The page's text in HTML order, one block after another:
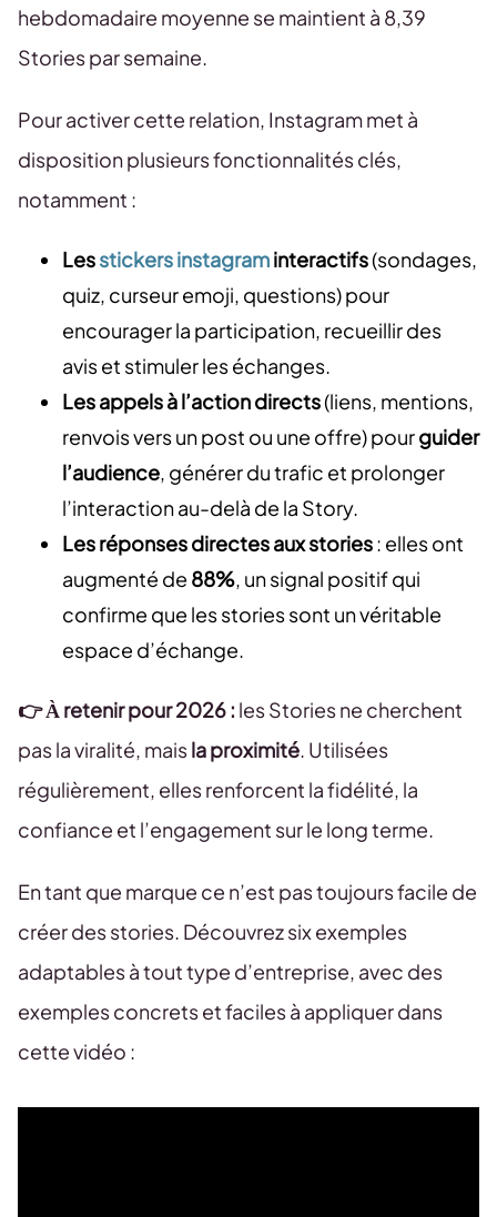
hebdomadaire moyenne se maintient à 8,39
Stories par semaine.
Pour activer cette relation, Instagram met à
disposition plusieurs fonctionnalités clés,
notamment :
Lesstickers instagraminteractifs(sondages,
quiz, curseur emoji, questions) pour
encourager la participation, recueillir des
avis et stimuler les échanges.
Les appels à l’action directs(liens, mentions,
renvois vers un post ou une offre) pourguider
l’audience, générer du trafic et prolonger
l’interaction au-delà de la Story.
Les réponses directes aux stories: elles ont
augmenté de 88%, un signal positif qui
confirme que les stories sont un véritable
espace d’échange.
👉 À retenir pour 2026 : les Stories ne cherchent
pas la viralité, maisla proximité. Utilisées
régulièrement, elles renforcent la fidélité, la
confiance et l’engagement sur le long terme.
En tant que marque ce n’est pas toujours facile de
créer des stories. Découvrez six exemples
adaptables à tout type d’entreprise, avec des
exemples concrets et faciles à appliquer dans
cette vidéo :